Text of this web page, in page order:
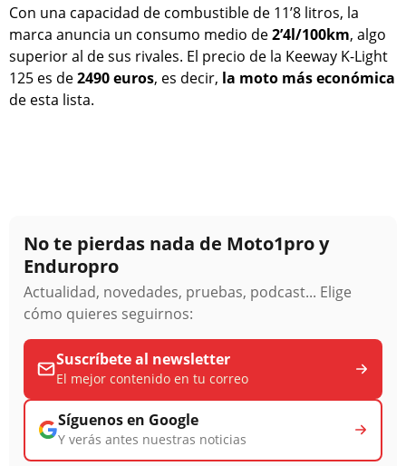
Con una capacidad de combustible de 11’8 litros, la
marca anuncia un consumo medio de2’4l/100km, algo
superior al de sus rivales. El precio de la Keeway K-Light
125 es de2490 euros, es decir, la moto más económica
de esta lista.
No te pierdas nada de Moto1pro y
Enduropro
Actualidad, novedades, pruebas, podcast... Elige
cómo quieres seguirnos:
Suscríbete al newsletter
El mejor contenido en tu correo
Síguenos en Google
Y verás antes nuestras noticias